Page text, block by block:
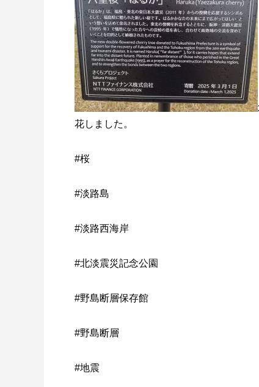
花しました。
#桜
#淡路島
#淡路西海岸
#北淡震災記念公園
#野島断層保存館
#野島断層
#地震